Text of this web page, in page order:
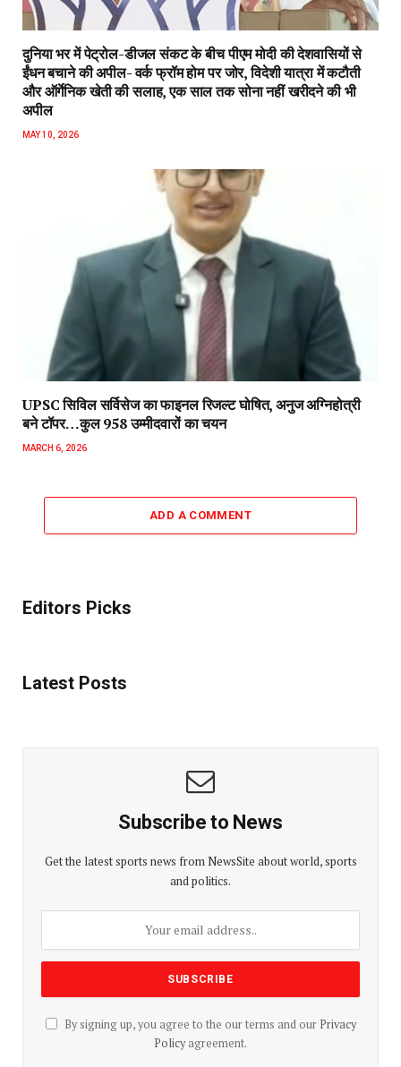
दुनिया भर में पेट्रोल-डीजल संकट के बीच पीएम मोदी की देशवासियों से
ईंधन बचाने की अपील- वर्क फ्रॉम होम पर जोर, विदेशी यात्रा में कटौती
और ऑर्गेनिक खेती की सलाह, एक साल तक सोना नहीं खरीदने की भी
अपील
MAY 10, 2026
UPSC सिविल सर्विसेज का फाइनल रिजल्ट घोषित, अनुज अग्निहोत्री
बने टॉपर…कुल 958 उम्मीदवारों का चयन
MARCH 6, 2026
ADD A COMMENT
Editors Picks
Latest Posts
Subscribe to News
Get the latest sports news from NewsSite about world, sports
and politics.
By signing up, you agree to the our terms and our Privacy
Policyagreement.